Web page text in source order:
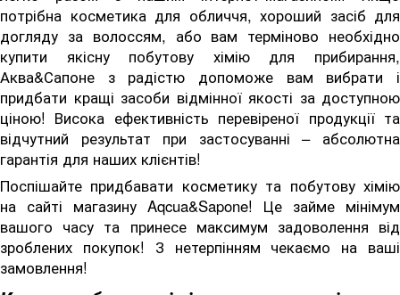
потрібна косметика для обличчя, хороший засіб для
догляду за волоссям, або вам терміново необхідно
купити якісну побутову хімію для прибирання,
Аква&Сапоне з радістю допоможе вам вибрати і
придбати кращі засоби відмінної якості за доступною
ціною! Висока ефективність перевіреної продукції та
відчутний результат при застосуванні – абсолютна
гарантія для наших клієнтів!
Поспішайте придбавати косметику та побутову хімію
на сайті магазину Aqcua&Sapone! Це займе мінімум
вашого часу та принесе максимум задоволення від
зроблених покупок! З нетерпінням чекаємо на ваші
замовлення!